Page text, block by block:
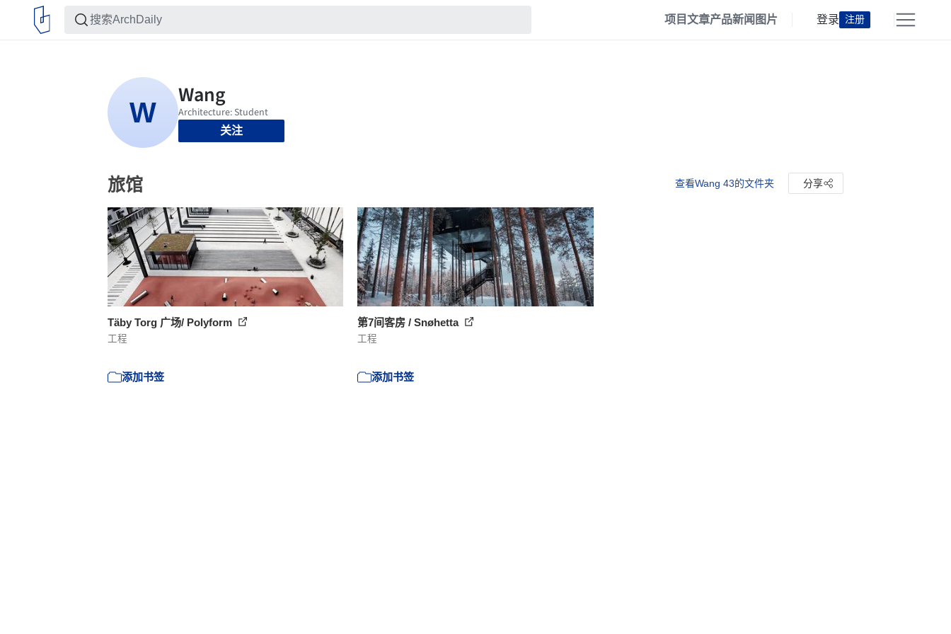
项目文章产品新闻 图片 登录 注册
关注
旅馆 查看Wang 43的文件夹 分享
Täby Torg 广场/ Polyform
工程
添加书签
第7间客房 / Snøhetta
工程
添加书签